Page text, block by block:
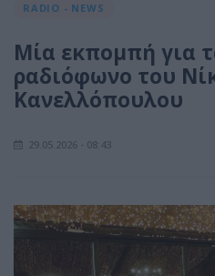
RADIO - NEWS
Μία εκπομπή για
ραδιόφωνο του
Κανελλόπουλου
29.05.2026 - 08:43